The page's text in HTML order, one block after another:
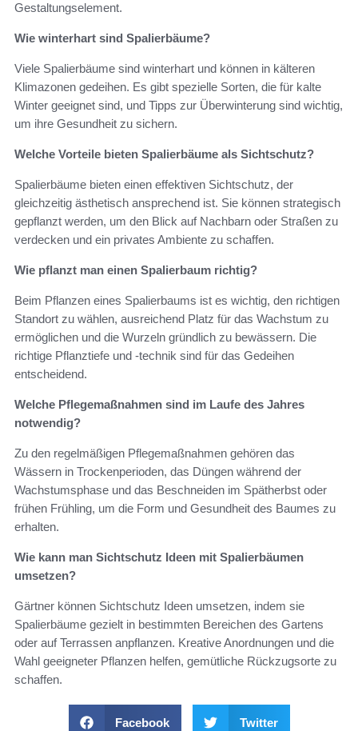
Gestaltungselement.
Wie winterhart sind Spalierbäume?
Viele Spalierbäume sind winterhart und können in kälteren
Klimazonen gedeihen. Es gibt spezielle Sorten, die für kalte
Winter geeignet sind, und Tipps zur Überwinterung sind wichtig,
um ihre Gesundheit zu sichern.
Welche Vorteile bieten Spalierbäume als Sichtschutz?
Spalierbäume bieten einen effektiven Sichtschutz, der
gleichzeitig ästhetisch ansprechend ist. Sie können strategisch
gepflanzt werden, um den Blick auf Nachbarn oder Straßen zu
verdecken und ein privates Ambiente zu schaffen.
Wie pflanzt man einen Spalierbaum richtig?
Beim Pflanzen eines Spalierbaums ist es wichtig, den richtigen
Standort zu wählen, ausreichend Platz für das Wachstum zu
ermöglichen und die Wurzeln gründlich zu bewässern. Die
richtige Pflanztiefe und -technik sind für das Gedeihen
entscheidend.
Welche Pflegemaßnahmen sind im Laufe des Jahres
notwendig?
Zu den regelmäßigen Pflegemaßnahmen gehören das
Wässern in Trockenperioden, das Düngen während der
Wachstumsphase und das Beschneiden im Spätherbst oder
frühen Frühling, um die Form und Gesundheit des Baumes zu
erhalten.
Wie kann man Sichtschutz Ideen mit Spalierbäumen
umsetzen?
Gärtner können Sichtschutz Ideen umsetzen, indem sie
Spalierbäume gezielt in bestimmten Bereichen des Gartens
oder auf Terrassen anpflanzen. Kreative Anordnungen und die
Wahl geeigneter Pflanzen helfen, gemütliche Rückzugsorte zu
schaffen.
Facebook Twitter